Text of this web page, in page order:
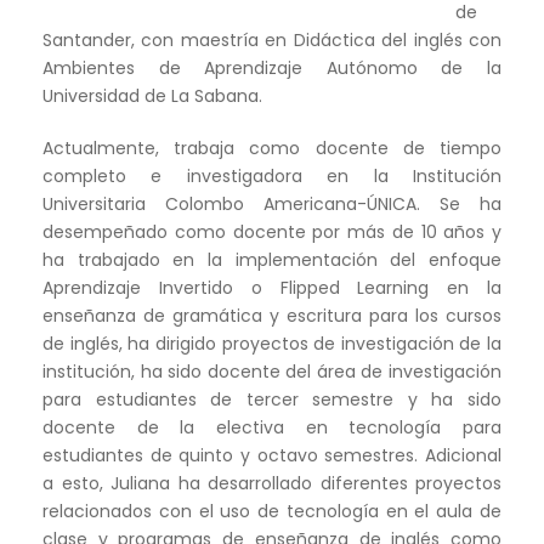
de
Santander, con maestría en Didáctica del inglés con
Ambientes de Aprendizaje Autónomo de la
Universidad de La Sabana.
Actualmente, trabaja como docente de tiempo
completo e investigadora en la Institución
Universitaria Colombo Americana-ÚNICA. Se ha
desempeñado como docente por más de 10 años y
ha trabajado en la implementación del enfoque
Aprendizaje Invertido o Flipped Learning en la
enseñanza de gramática y escritura para los cursos
de inglés, ha dirigido proyectos de investigación de la
institución, ha sido docente del área de investigación
para estudiantes de tercer semestre y ha sido
docente de la electiva en tecnología para
estudiantes de quinto y octavo semestres. Adicional
a esto, Juliana ha desarrollado diferentes proyectos
relacionados con el uso de tecnología en el aula de
clase y programas de enseñanza de inglés como